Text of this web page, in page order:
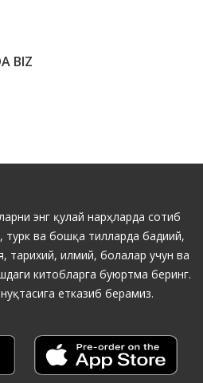
BIZ
энг қулай нарҳларда сотиб
турк ва бошқа тилларда бадиий,
тарихий, илмий, болалар учун ва
китобларга буюртма беринг.
етказиб берамиз.